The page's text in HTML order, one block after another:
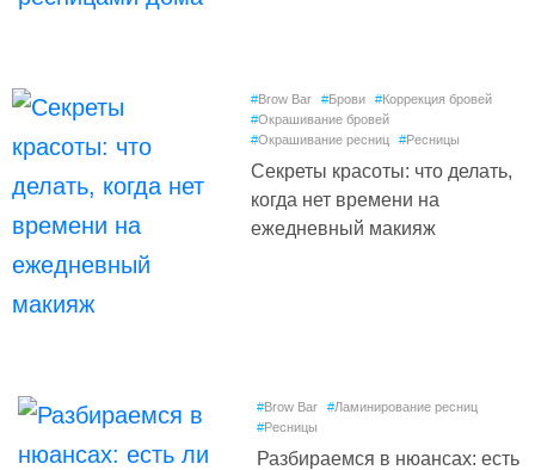
#Brow Bar #Брови #Коррекция бровей
#Окрашивание бровей
#Окрашивание ресниц #Ресницы
Секреты красоты: что делать,
когда нет времени на
ежедневный макияж
#Brow Bar #Ламинирование ресниц
#Ресницы
Разбираемся в нюансах: есть